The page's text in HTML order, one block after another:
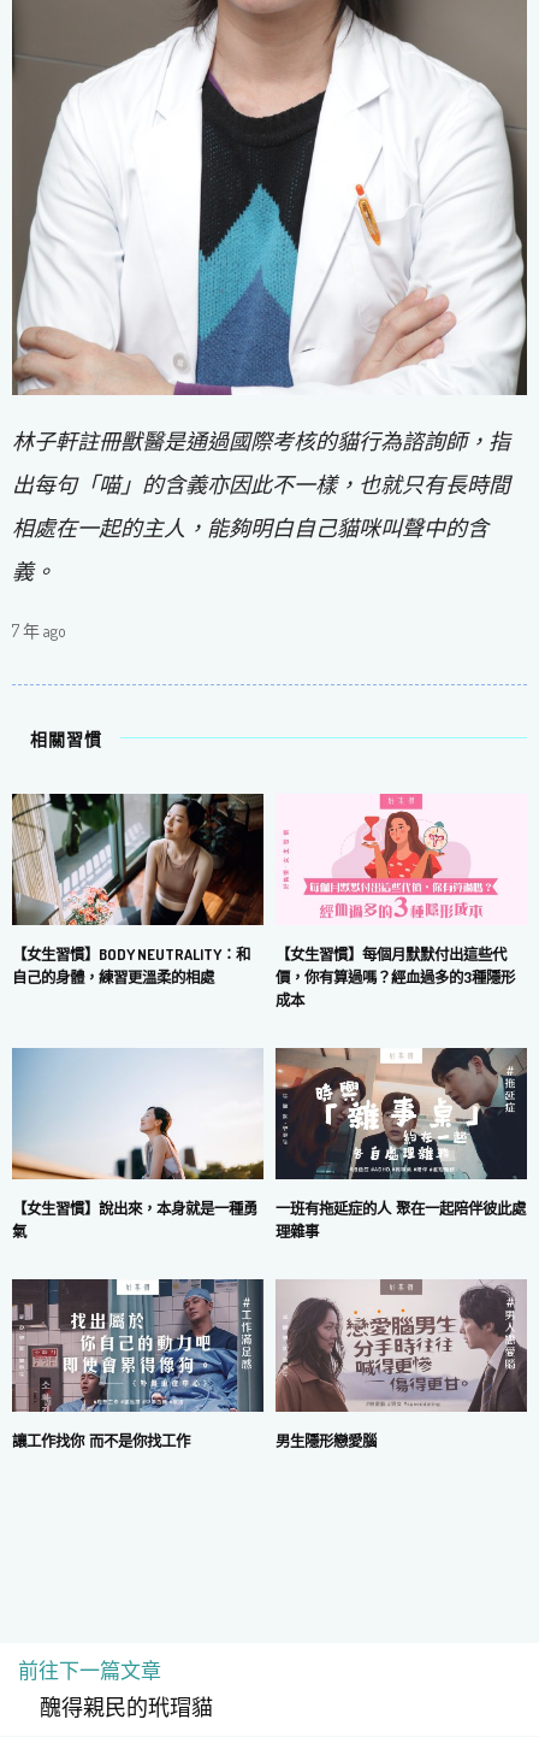
林子軒註冊獸醫是通過國際考核的貓行為諮詢師，指
出每句「喵」的含義亦因此不一樣，也就只有長時間
相處在一起的主人，能夠明白自己貓咪叫聲中的含
義。
7 年 ago
相關習慣
【女生習慣】BODY NEUTRALITY：和
自己的身體，練習更溫柔的相處
【女生習慣】每個月默默付出這些代
價，你有算過嗎？經血過多的3種隱形
成本
【女生習慣】說出來，本身就是一種勇
氣
一班有拖延症的人 聚在一起陪伴彼此處
理雜事
讓工作找你 而不是你找工作 男生隱形戀愛腦
前往下一篇文章
醜得親民的玳瑁貓
COPYRIGHT © 2024 MARS DIGITAL LIMITED.
使用條款